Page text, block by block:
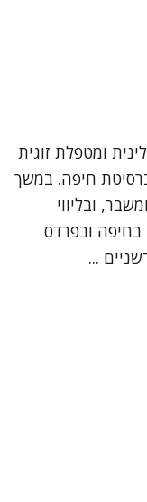
ומטפלת זוגית
חיפה. במשך
ובליווי
בחיפה ובפרדס
...